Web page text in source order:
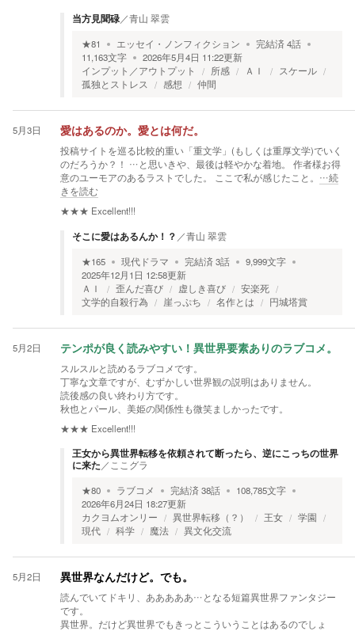
当方見聞碌／青山 翠雲
★81 エッセイ・ノンフィクション 完結済4話
11,163文字 2026年5月4日 11:22更新
インプット／アウトプット
所感 ＡＩ
スケール
孤独とストレス
感想 仲間
5月3日 愛はあるのか。愛とは何だ。
投稿サイトを巡る比較的重い「重文学」(もしくは重厚文学)でいく
のだろうか？！ …と思いきや、最後は軽やかな着地。 作者様お得
意のユーモアのあるラストでした。 ここで私が感じたこと。 …続
きを読む
★★★ Excellent!!!
そこに愛はあるんか！？ ／青山 翠雲
★165 現代ドラマ 完結済3話 9,999文字
2025年12月1日 12:58更新
ＡＩ
歪んだ喜び 虚しき喜び
安楽死
文学的自殺行為
崖っぷち 名作とは 円城塔賞
5月2日 テンポが良く読みやすい！異世界要素ありのラブコメ。
スルスルと読めるラブコメです。
丁寧な文章ですが、むずかしい世界観の説明はありません。
読後感の良い終わり方です。
秋也とパール、美姫の関係性も微笑ましかったです。
★★★ Excellent!!!
王女から異世界転移を依頼されて断ったら、逆にこっちの世界
に来た ／ ここグラ
★80 ラブコメ 完結済38話 108,785文字
2026年6月24日 18:27更新
カクヨムオンリー
異世界転移（？） 王女
学園
現代
科学 魔法 異文化交流
5月2日 異世界なんだけど。でも。
読んでいてドキリ、あああああ…となる短篇異世界ファンタジー
です。
異世界。だけど異世界でもきっとこういうことはあるのでしょ